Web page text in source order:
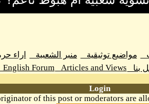
مواضيع توثيقية منبر الشعبية اراء
بنا Articles and Views
English Forum
Login
of this post or moderators are